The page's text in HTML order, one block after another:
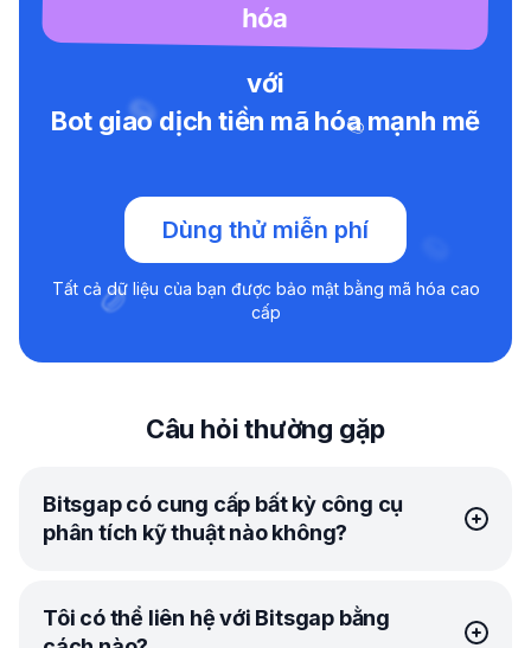
hóa
với
Bot giao dịch tiền mã hóa mạnh mẽ
Dùng thử miễn phí
Tất cả dữ liệu của bạn được bảo mật bằng mã hóa cao
cấp
Câu hỏi thường gặp
Bitsgap có cung cấp bất kỳ công cụ
phân tích kỹ thuật nào không?
Có! Trên thực tế, Bitsgap đã tạo xây dựng mối quan hệ
đối tác vững chắc với TradingView, vì vậy bạn có thể có
Tôi có thể liên hệ với Bitsgap bằng